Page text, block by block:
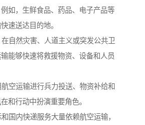
如，生鲜食品、药品、电子产品等
速送达目的地。
自然灾害、人道主义或突发公共卫
能够快速将救援物资、设备和人员
空运输进行兵力投送、物资补给和
和行动中扮演重要角色。
国内快递服务大量依赖航空运输，